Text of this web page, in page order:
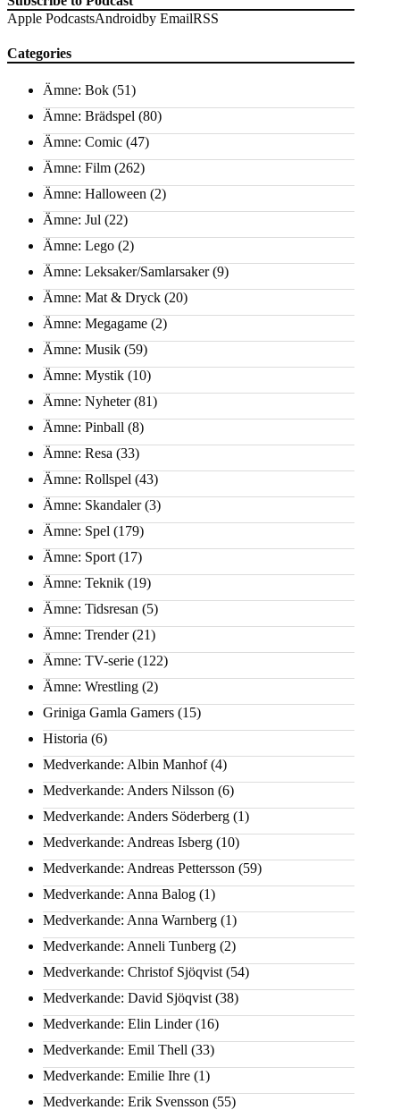
Apple PodcastsAndroidby EmailRSS
Categories
Ämne: Bok (51)
Ämne: Brädspel (80)
Ämne: Comic (47)
Ämne: Film (262)
Ämne: Halloween (2)
Ämne: Jul (22)
Ämne: Lego (2)
Ämne: Leksaker/Samlarsaker(9)
Ämne: Mat & Dryck (20)
Ämne: Megagame (2)
Ämne: Musik (59)
Ämne: Mystik (10)
Ämne: Nyheter(81)
Ämne: Pinball (8)
Ämne: Resa (33)
Ämne: Rollspel (43)
Ämne: Skandaler(3)
Ämne: Spel (179)
Ämne: Sport (17)
Ämne: Teknik (19)
Ämne: Tidsresan (5)
Ämne: Trender(21)
Ämne: TV-serie (122)
Ämne: Wrestling (2)
Griniga Gamla Gamers (15)
Historia (6)
Medverkande: Albin Manhof(4)
Medverkande: Anders Nilsson (6)
Medverkande: Anders Söderberg (1)
Medverkande: Andreas Isberg (10)
Medverkande: Andreas Pettersson (59)
Medverkande: Anna Balog (1)
Medverkande: Anna Warnberg (1)
Medverkande: Anneli Tunberg (2)
Medverkande: Christof Sjöqvist (54)
Medverkande: David Sjöqvist (38)
Medverkande: Elin Linder(16)
Medverkande: Emil Thell (33)
Medverkande: Emilie Ihre (1)
Medverkande: Erik Svensson (55)